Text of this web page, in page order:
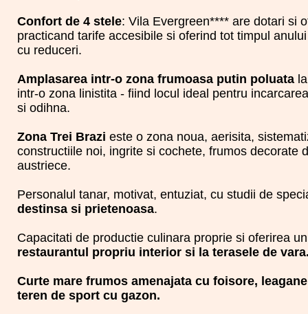
Confort de 4 stele: Vila Evergreen**** are dotari si
practicand tarife accesibile si oferind tot timpul
cu reduceri.
Amplasarea intr-o zona frumoasa putin poluata
intr-o zona linistita - fiind locul ideal pentru
si odihna.
Zona Trei Brazi este o zona noua, aerisita,
constructiile noi, ingrite si cochete, frumos decorate
austriece.
Personalul tanar, motivat, entuziat, cu studii de
destinsa si prietenoasa.
Capacitati de productie culinara proprie si oferirea
restaurantul propriu interior si la terasele de
Curte mare frumos amenajata cu foisore,
teren de sport cu gazon.